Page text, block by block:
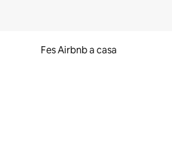
Fes Airbnb a casa